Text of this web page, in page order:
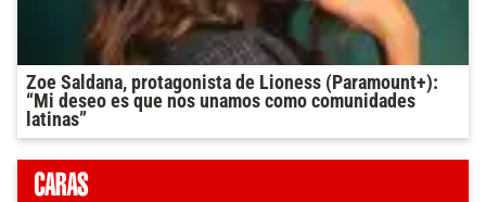
Zoe Saldana, protagonista de Lioness (Paramount+):
“Mi deseo es que nos unamos como comunidades
latinas”